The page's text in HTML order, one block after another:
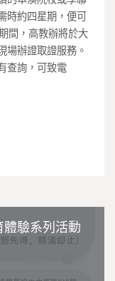
時約四星期，便可
間，高教辦將於大
場辦證取證服務。
查詢，可致電
體驗系列活動